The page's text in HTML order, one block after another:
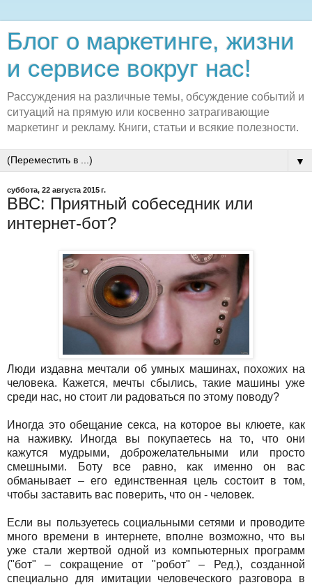
Блог о маркетинге, жизни
и сервисе вокруг нас!
Рассуждения на различные темы, обсуждение событий и
ситуаций на прямую или косвенно затрагивающие
маркетинг и рекламу. Книги, статьи и всякие полезности.
▼
суббота, 22 августа 2015 г.
ВВС: Приятный собеседник или
интернет-бот?
Люди издавна мечтали об умных машинах, похожих на
человека. Кажется, мечты сбылись, такие машины уже
среди нас, но стоит ли радоваться по этому поводу?
Иногда это обещание секса, на которое вы клюете, как
на наживку. Иногда вы покупаетесь на то, что они
кажутся мудрыми, доброжелательными или просто
смешными. Боту все равно, как именно он вас
обманывает – его единственная цель состоит в том,
чтобы заставить вас поверить, что он - человек.
Если вы пользуетесь социальными сетями и проводите
много времени в интернете, вполне возможно, что вы
уже стали жертвой одной из компьютерных программ
("бот" – сокращение от "робот" – Ред.), созданной
специально для имитации человеческого разговора в